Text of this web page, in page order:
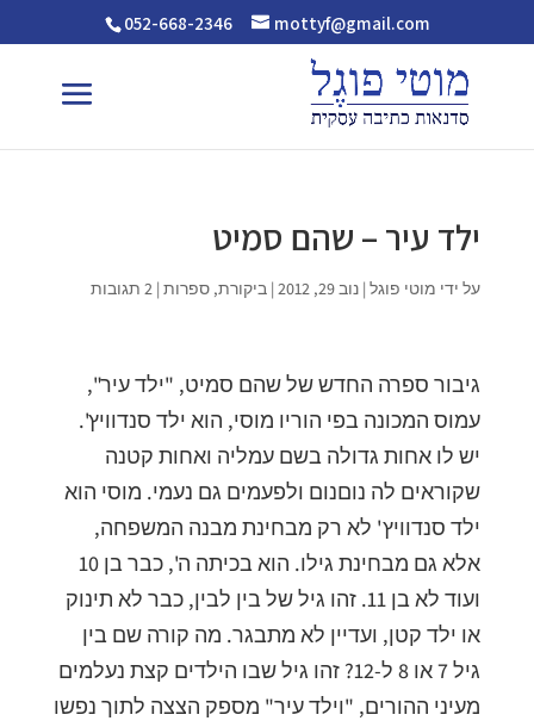
052-668-2346 mottyf@gmail.com
ילד עיר – שהם סמיט
על ידי מוטי פוגל| נוב 29, 2012 | ביקורת, ספרות| 2 תגובות
גיבור ספרה החדש של שהם סמיט, "ילד עיר",
עמוס המכונה בפי הוריו מוסי, הוא ילד סנדוויץ'.
יש לו אחות גדולה בשם עמליה ואחות קטנה
שקוראים לה נוםנום ולפעמים גם נעמי. מוסי הוא
ילד סנדוויץ' לא רק מבחינת מבנה המשפחה,
אלא גם מבחינת גילו. הוא בכיתה ה', כבר בן 10
ועוד לא בן 11. זהו גיל של בין לבין, כבר לא תינוק
או ילד קטן, ועדיין לא מתבגר. מה קורה שם בין
גיל 7 או 8 ל-12? זהו גיל שבו הילדים קצת נעלמים
מעיני ההורים, "וילד עיר" מספק הצצה לתוך נפשו